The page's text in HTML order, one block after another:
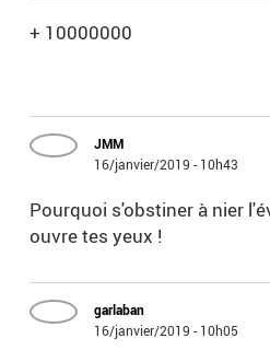
+ 10000000
JMM
16/janvier/2019 - 10h43
Pourquoi s'obstiner à nier
ouvre tes yeux !
garlaban
16/janvier/2019 - 10h05